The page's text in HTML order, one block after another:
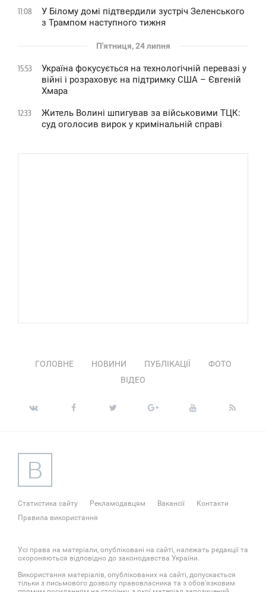
11:08
У Білому домі підтвердили зустріч Зеленського
з Трампом наступного тижня
П'ятниця, 24 липня
15:53
Україна фокусується на технологічній перевазі у
війні і розраховує на підтримку США – Євгеній
Хмара
12:33
Житель Волині шпигував за військовими ТЦК:
суд оголосив вирок у кримінальній справі
ГОЛОВНЕ НОВИНИ ПУБЛІКАЦІЇ
ФОТО
ВІДЕО
Статистика сайту Рекламодавцям Вакансії
Контакти
Правила використання
Усі права на матеріали, опубліковані на сайті, належать редакції та
охороняються відповідно до законодавства України.
Використання матеріалів, опублікованих на сайті, допускається
тільки з письмового дозволу правовласника та з обов'язковим